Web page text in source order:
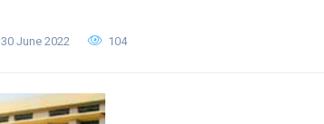
30 June 2022 104